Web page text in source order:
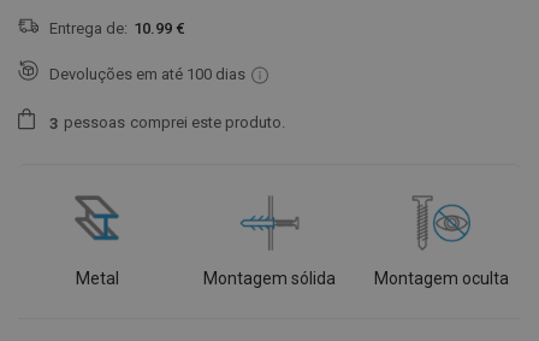
Entrega de: 10.99 €
Devoluções em até 100 dias
3 pessoas comprei este produto.
Metal Montagem sólida Montagem oculta